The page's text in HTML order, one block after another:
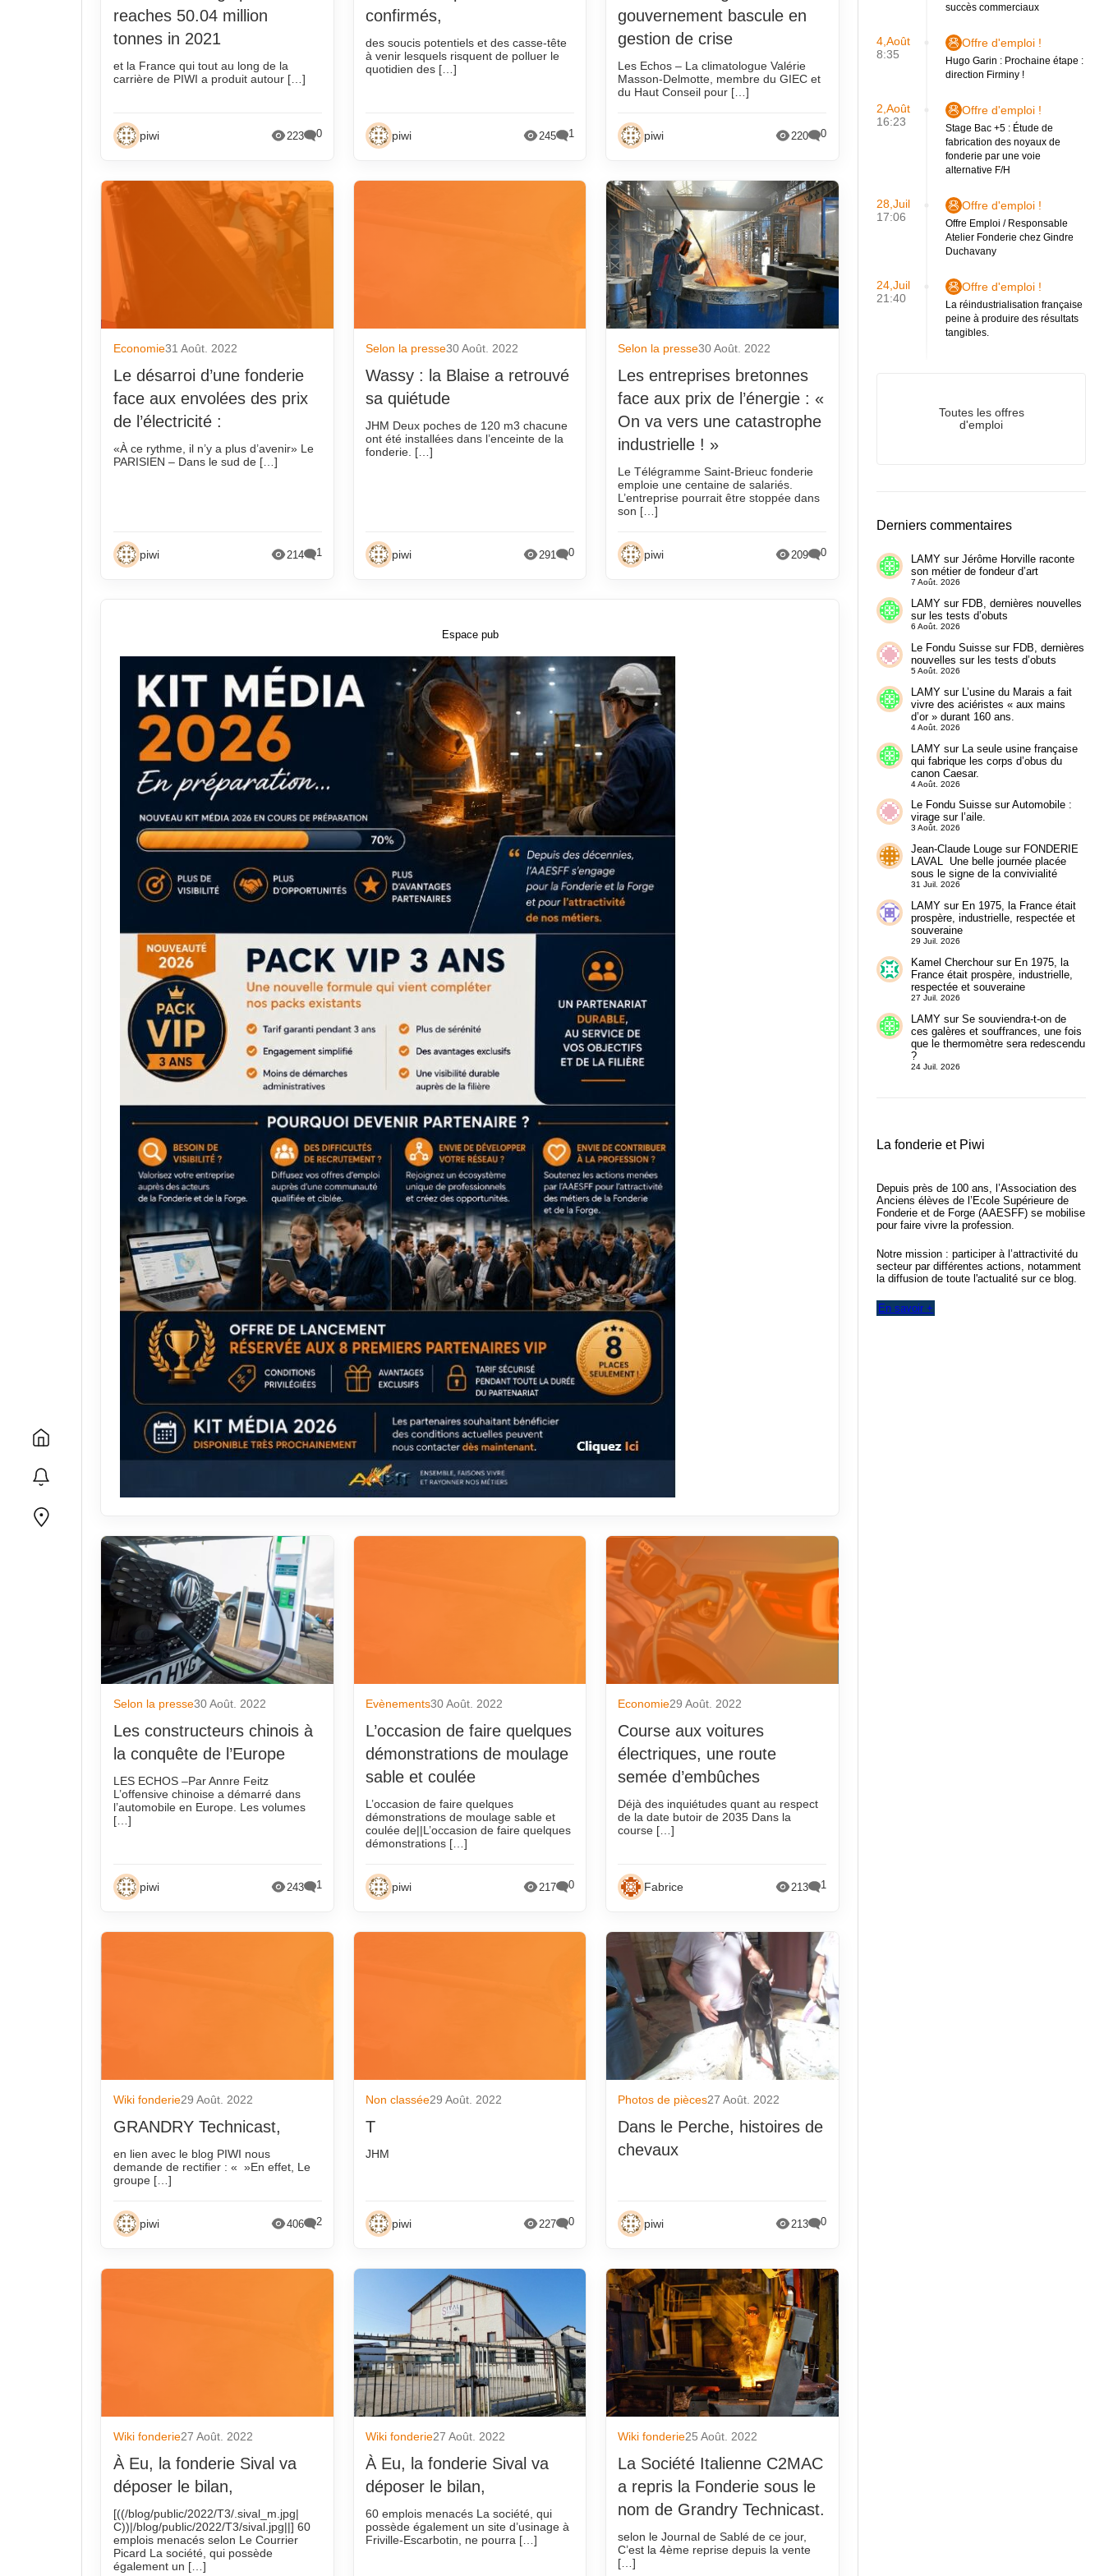
septembre 2025
juillet 2025
mai 2025
février 2025
novembre 2024
octobre 2024
septembre 2024
août 2024
juillet 2024
mars 2024
novembre 2023
octobre 2023
septembre 2023
août 2023
juillet 2023
juin 2023
mai 2023
avril 2023
mars 2023
février 2023
décembre 2022
novembre 2022
octobre 2022
septembre 2022
septembre 2021
juillet 2021
mai 2021
avril 2021
mars 2021
décembre 2020
novembre 2020
octobre 2020
septembre 2020
juillet 2020
mars 2020
novembre 2019
octobre 2019
septembre 2019
août 2019
juillet 2019
juin 2019
mai 2019
avril 2019
février 2019
décembre 2018
novembre 2018
octobre 2018
septembre 2018
octobre 2017
novembre 2016
octobre 2016
septembre 2016
août 2016
décembre 2015
novembre 2015
octobre 2015
septembre 2015
août 2015
juillet 2015
juin 2015
mai 2015
avril 2015
mars 2015
février 2015
janvier 2015
décembre 2014
novembre 2014
septembre 2014
novembre 2013
septembre 2013
juillet 2013
mai 2013
avril 2013
mars 2013
février 2013
janvier 2013
décembre 2012
novembre 2012
octobre 2012
septembre 2012
août 2012
juillet 2012
juin 2012
mai 2012
mars 2012
novembre 2011
octobre 2011
septembre 2011
août 2011
juillet 2011
juin 2011
mai 2011
mars 2011
février 2011
reaches 50.04 million
tonnes in 2021
et la France qui tout au long de la
carrière de PIWI a produit autour […]
piwi 223 0
confirmés,
des soucis potentiels et des casse-tête
à venir lesquels risquent de polluer le
quotidien des […]
piwi 245 1
gouvernement bascule en
gestion de crise
Les Echos – La climatologue Valérie
Masson-Delmotte, membre du GIEC et
du Haut Conseil pour […]
piwi 220 0
Economie31 Août. 2022
Le désarroi d’une fonderie
face aux envolées des prix
de l’électricité :
«À ce rythme, il n’y a plus d’avenir» Le
PARISIEN – Dans le sud de […]
piwi 214 1
Selon la presse30 Août. 2022
Wassy : la Blaise a retrouvé
sa quiétude
JHM Deux poches de 120 m3 chacune
ont été installées dans l’enceinte de la
fonderie. […]
piwi 291 0
Selon la presse30 Août. 2022
Les entreprises bretonnes
face aux prix de l’énergie : «
On va vers une catastrophe
industrielle ! »
Le Télégramme Saint-Brieuc fonderie
emploie une centaine de salariés.
L’entreprise pourrait être stoppée dans
son […]
piwi 209 0
Selon la presse30 Août. 2022
Les constructeurs chinois à
la conquête de l’Europe
LES ECHOS –Par Annre Feitz
L’offensive chinoise a démarré dans
l’automobile en Europe. Les volumes
[…]
piwi 243 1
Evènements30 Août. 2022
L’occasion de faire quelques
démonstrations de moulage
sable et coulée
L’occasion de faire quelques
démonstrations de moulage sable et
coulée de||L’occasion de faire quelques
démonstrations […]
piwi 217 0
Economie29 Août. 2022
Course aux voitures
électriques, une route
semée d’embûches
Déjà des inquiétudes quant au respect
de la date butoir de 2035 Dans la
course […]
Fabrice 213 1
Wiki fonderie29 Août. 2022
GRANDRY Technicast,
en lien avec le blog PIWI nous
demande de rectifier : « »En effet, Le
groupe […]
piwi 406 2
Non classée29 Août. 2022
T
JHM
piwi 227 0
Photos de pièces27 Août. 2022
Dans le Perche, histoires de
chevaux
piwi 213 0
Wiki fonderie27 Août. 2022
À Eu, la fonderie Sival va
déposer le bilan,
[((/blog/public/2022/T3/.sival_m.jpg|
C))|/blog/public/2022/T3/sival.jpg||] 60
emplois menacés selon Le Courrier
Picard La société, qui possède
également un […]
Wiki fonderie27 Août. 2022
À Eu, la fonderie Sival va
déposer le bilan,
60 emplois menacés La société, qui
possède également un site d’usinage à
Friville-Escarbotin, ne pourra […]
Wiki fonderie25 Août. 2022
La Société Italienne C2MAC
a repris la Fonderie sous le
nom de Grandry Technicast.
selon le Journal de Sablé de ce jour,
C’est la 4ème reprise depuis la vente
[…]
Espace pub
succès commerciaux
4,Août
8:35
Offre d'emploi !
Hugo Garin : Prochaine étape :
direction Firminy !
2,Août
16:23
Offre d'emploi !
Stage Bac +5 : Étude de
fabrication des noyaux de
fonderie par une voie
alternative F/H
28,Juil
17:06
Offre d'emploi !
Offre Emploi / Responsable
Atelier Fonderie chez Gindre
Duchavany
24,Juil
21:40
Offre d'emploi !
La réindustrialisation française
peine à produire des résultats
tangibles.
Toutes les offres
d'emploi
Derniers commentaires
LAMYsur Jérôme Horville raconte
son métier de fondeur d’art
7 Août. 2026
LAMYsur FDB, dernières nouvelles
sur les tests d’obuts
6 Août. 2026
Le Fondu Suissesur FDB, dernières
nouvelles sur les tests d’obuts
5 Août. 2026
LAMYsur L’usine du Marais a fait
vivre des aciéristes « aux mains
d’or » durant 160 ans.
4 Août. 2026
LAMYsur La seule usine française
qui fabrique les corps d’obus du
canon Caesar.
4 Août. 2026
Le Fondu SuissesurAutomobile :
virage sur l’aile.
3 Août. 2026
Jean-Claude Lougesur FONDERIE
LAVAL Une belle journée placée
sous le signe de la convivialité
31 Juil. 2026
LAMYsur En 1975, la France était
prospère, industrielle, respectée et
souveraine
29 Juil. 2026
Kamel Cherchoursur En 1975, la
France était prospère, industrielle,
respectée et souveraine
27 Juil. 2026
LAMYsur Se souviendra-t-on de
ces galères et souffrances, une fois
que le thermomètre sera redescendu
?
24 Juil. 2026
La fonderie et Piwi
Depuis près de 100 ans, l’Association des
Anciens élèves de l’Ecole Supérieure de
Fonderie et de Forge (AAESFF) se mobilise
pour faire vivre la profession.
Notre mission : participer à l’attractivité du
secteur par différentes actions, notamment
la diffusion de toute l'actualité sur ce blog.
En savoir +